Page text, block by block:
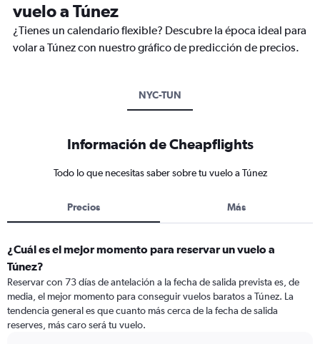
vuelo a Túnez
¿Tienes un calendario flexible? Descubre la época ideal para
volar a Túnez con nuestro gráfico de predicción de precios.
NYC-TUN
Información de Cheapflights
Todo lo que necesitas saber sobre tu vuelo a Túnez
Precios Más
¿Cuál es el mejor momento para reservar un vuelo a
Túnez?
Reservar con 73 días de antelación a la fecha de salida prevista es, de
media, el mejor momento para conseguir vuelos baratos a Túnez. La
tendencia general es que cuanto más cerca de la fecha de salida
reserves, más caro será tu vuelo.